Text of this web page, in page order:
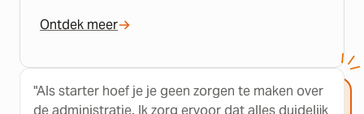
Ontdek meer
"Als starter hoef je je geen zorgen te maken over
de administratie. Ik zorg ervoor dat alles duidelijk